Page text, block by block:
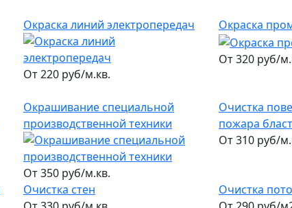
Окраска линий электропередач
От 220 руб/м.кв.
Окраска
От 320 руб/
Окрашивание специальной
производственной техники
От 350 руб/м.кв.
Очистка
пожара
От 310 руб/
Очистка стен
Очистка